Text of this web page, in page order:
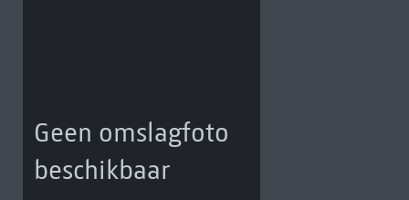
Geen omslagfoto
beschikbaar